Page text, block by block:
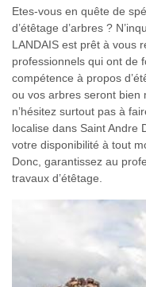
Etes-vous en quête de
d’étêtage d’arbres ?
LANDAIS est prêt à vous
professionnels qui ont de
compétence à propos
ou vos arbres seront bien
n’hésitez surtout pas à
localise dans Saint Andre
votre disponibilité à tout
Donc, garantissez au
travaux d’étêtage.